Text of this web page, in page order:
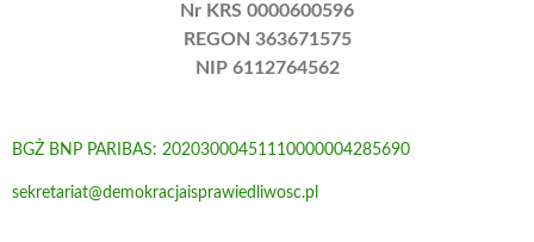
Nr KRS 0000600596
REGON 363671575
NIP 6112764562
BGŻ BNP PARIBAS: 20203000451110000004285690
sekretariat@demokracjaisprawiedliwosc.pl